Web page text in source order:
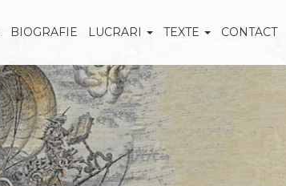
BIOGRAFIE LUCRARI TEXTE CONTACT